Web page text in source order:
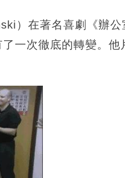
）在著名喜劇《辦
一次徹底的轉變。